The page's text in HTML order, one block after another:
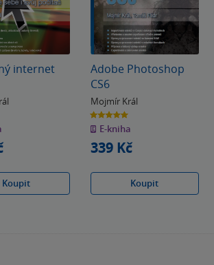
internet
Koupit
Adobe Photoshop
CS6
Mojmír Král
5.0
z
5
hvězdiček
E-kniha
339 Kč
Koupit